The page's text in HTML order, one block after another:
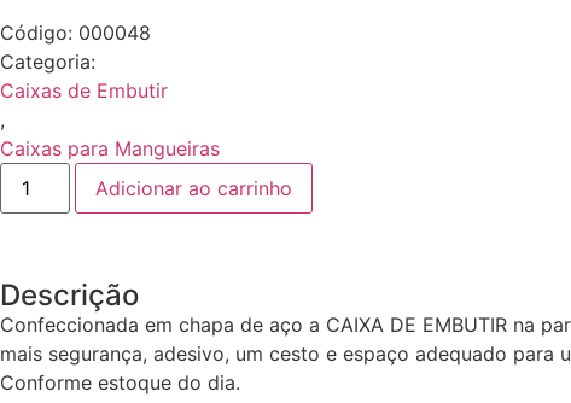
Código: 000048
Categoria:
Caixas de Embutir
,
Caixas para Mangueiras
Adicionar ao carrinho
Descrição
Confeccionada em chapa de aço a CAIXA DE EMBUTIR na
mais segurança, adesivo, um cesto e espaço adequado
Conforme estoque do dia.